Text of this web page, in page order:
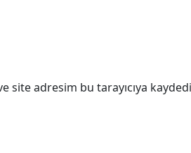
site adresim bu tarayıcıya